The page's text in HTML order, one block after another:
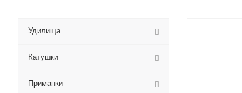
Удилища
Катушки
Приманки